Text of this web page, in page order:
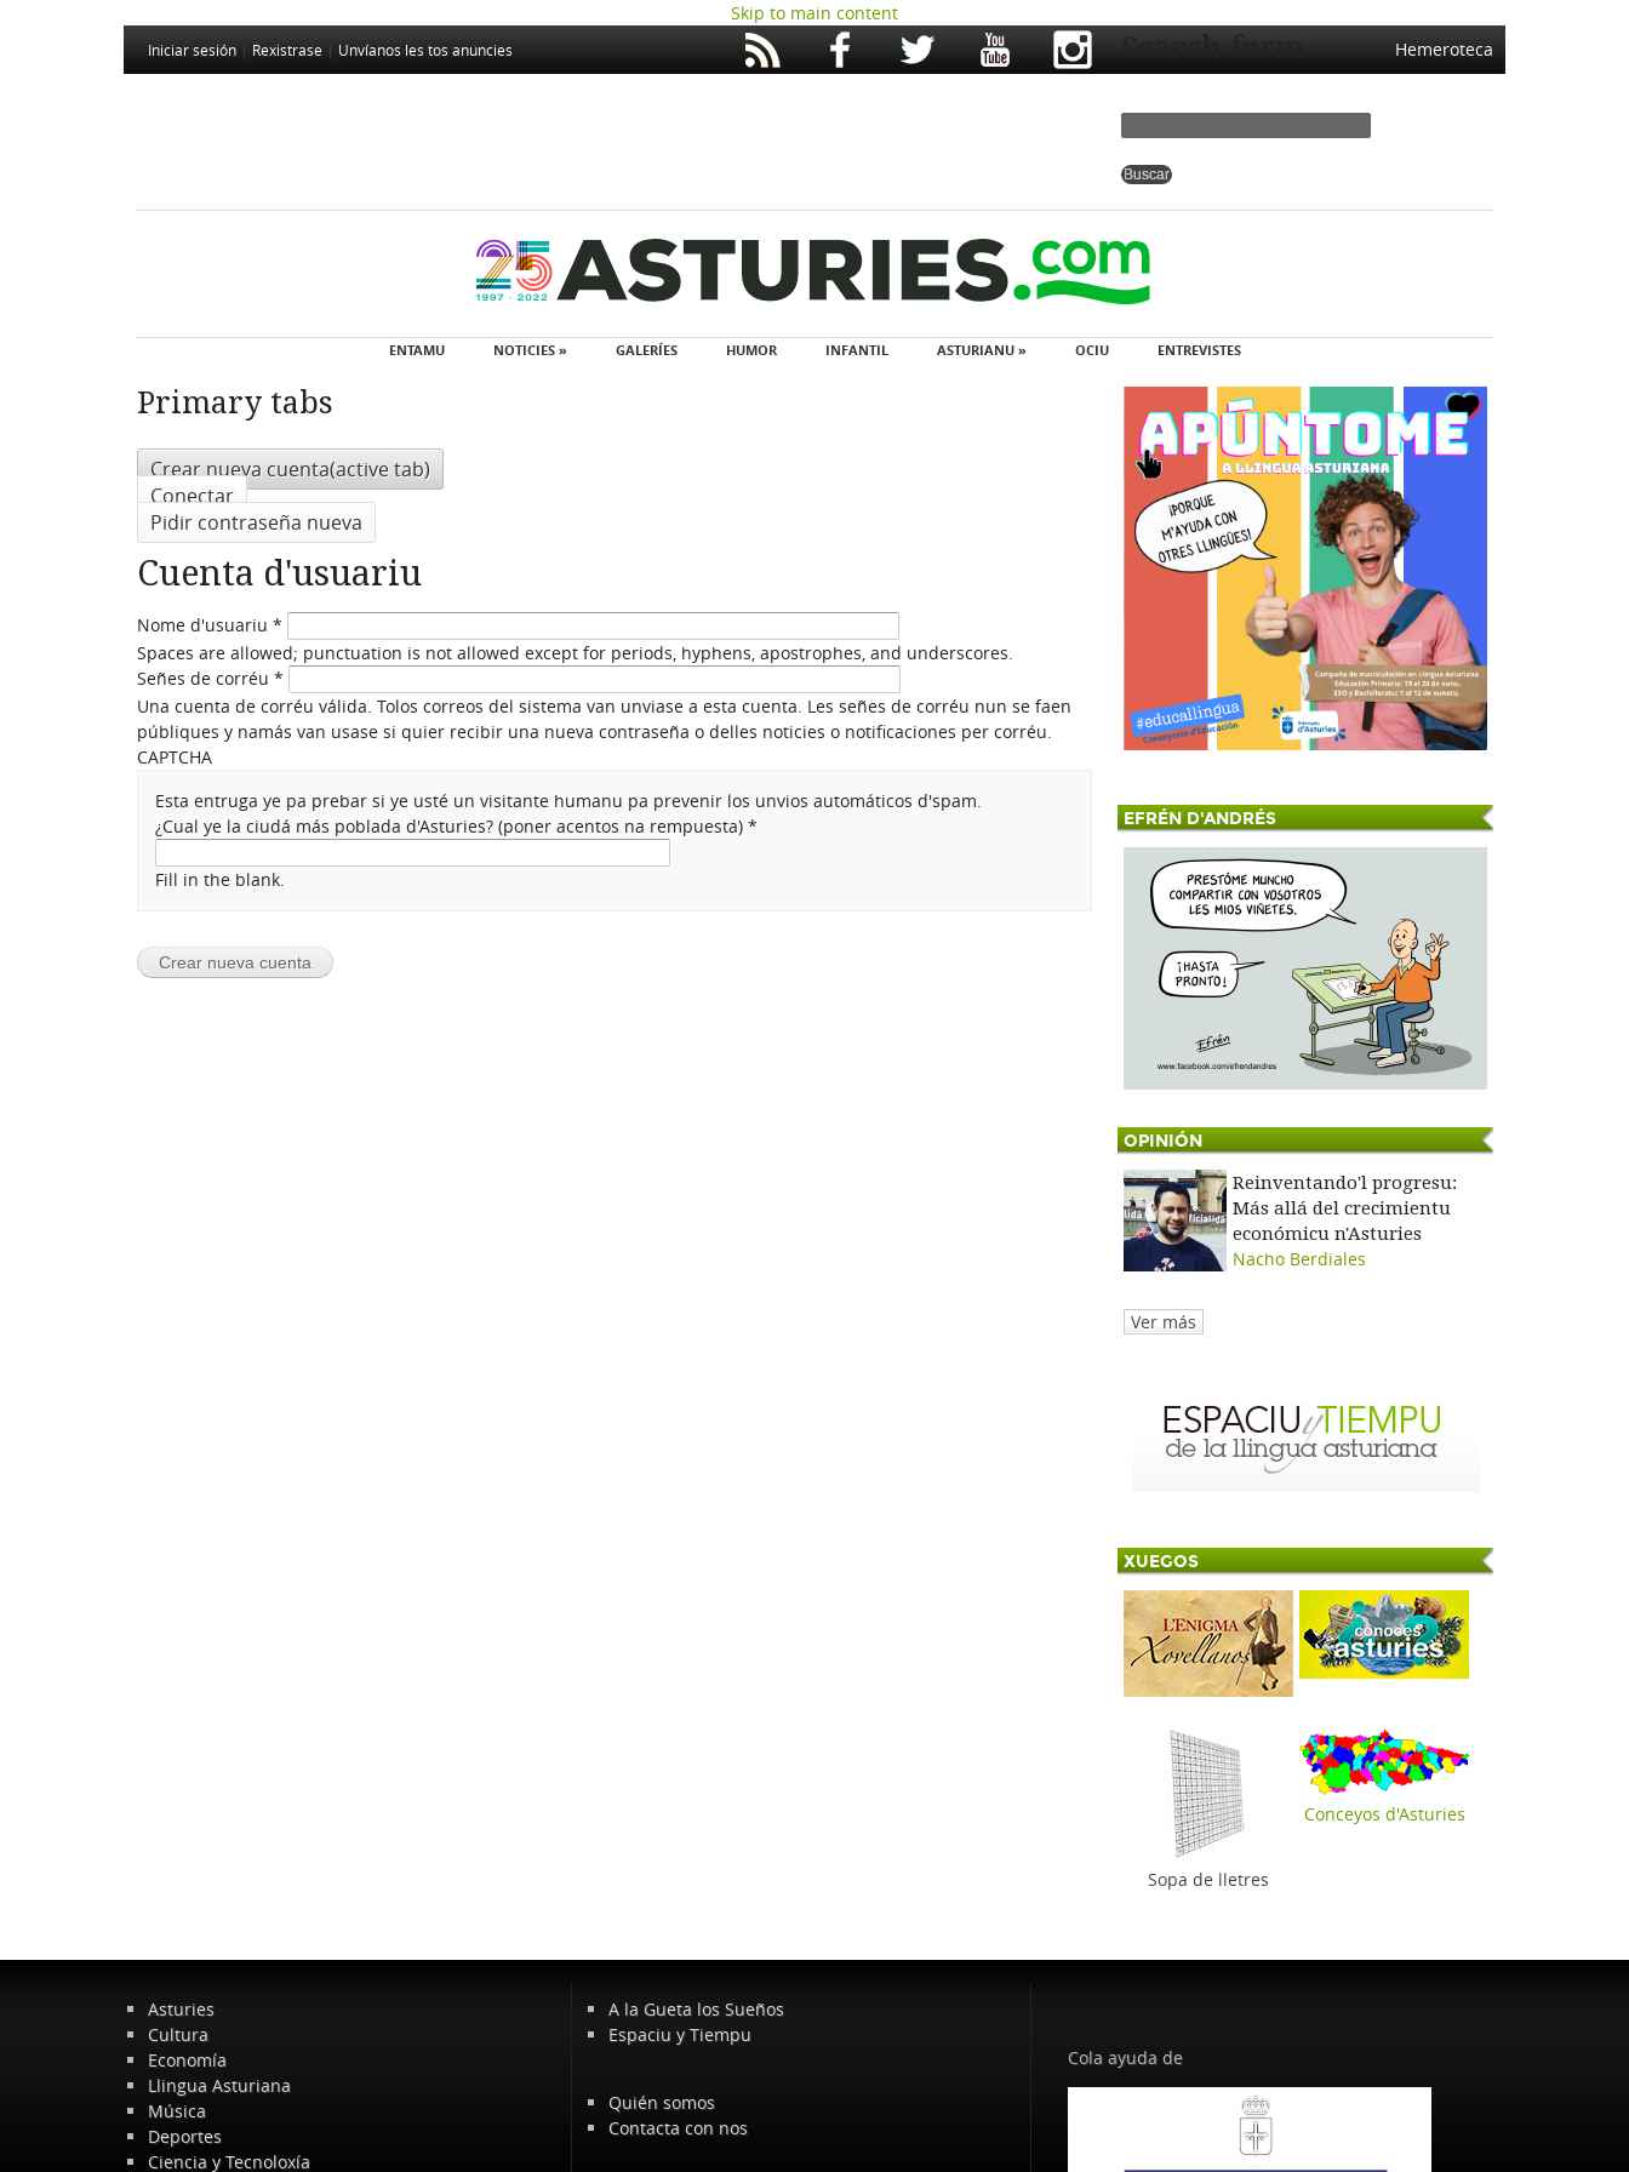
Skip to main content
Iniciar sesión Rexistrase Unvíanos les tos anuncies Hemeroteca
Search form
ENTAMU NOTICIES » GALERÍES HUMOR INFANTIL ASTURIANU » OCIU ENTREVISTES
Primary tabs
Crear nueva cuenta(active tab)
Conectar
Pidir contraseña nueva
Cuenta d'usuariu
Nome d'usuariu *
Spaces are allowed; punctuation is not allowed except for periods, hyphens, apostrophes, and underscores.
Señes de corréu *
Una cuenta de corréu válida. Tolos correos del sistema van unviase a esta cuenta. Les señes de corréu nun se faen
públiques y namás van usase si quier recibir una nueva contraseña o delles noticies o notificaciones per corréu.
CAPTCHA
Esta entruga ye pa prebar si ye usté un visitante humanu pa prevenir los unvios automáticos d'spam.
¿Cual ye la ciudá más poblada d'Asturies? (poner acentos na rempuesta)*
Fill in the blank.
EFRÉN D'ANDRÉS
OPINIÓN
Reinventando'l progresu:
Más allá del crecimientu
económicu n'Asturies
Nacho Berdiales
Ver más
XUEGOS
Sopa de lletres
Conceyos d'Asturies
Asturies
Cultura
Economía
Llingua Asturiana
Música
Deportes
Ciencia y Tecnoloxía
A la Gueta los Sueños
Espaciu y Tiempu
Quién somos
Contacta con nos
Cola ayuda de